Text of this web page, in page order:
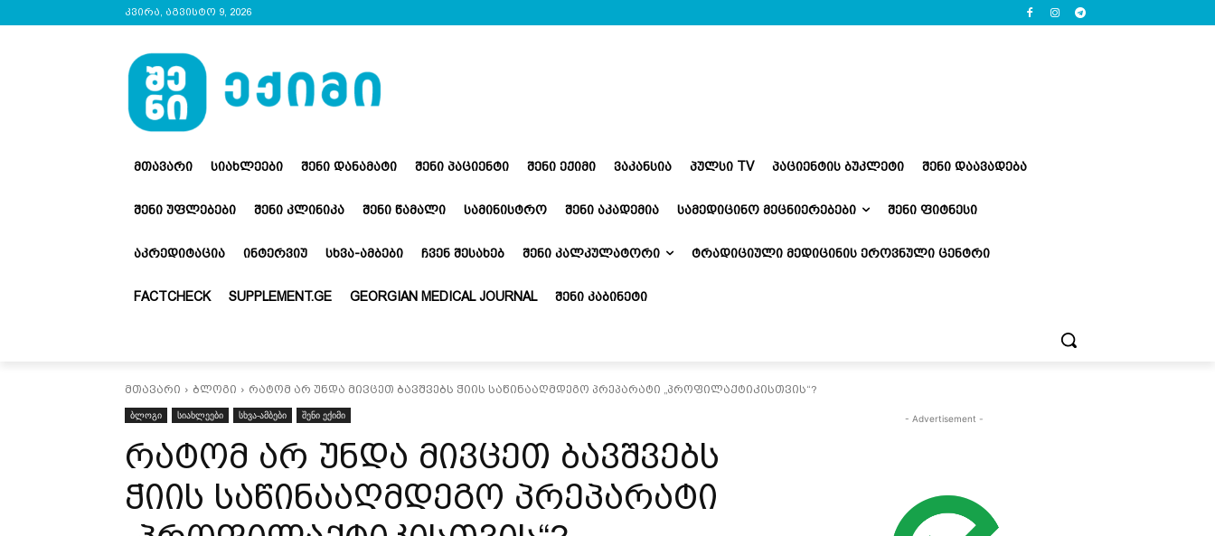
კვირა, აგვისტო 9, 2026
ᲛᲗᲐᲕᲐᲠᲘ ᲡᲘᲐᲮᲚᲔᲔᲑᲘ ᲨᲔᲜᲘ ᲓᲐᲜᲐᲛᲐᲢᲘ ᲨᲔᲜᲘ ᲞᲐᲪᲘᲔᲜᲢᲘ ᲨᲔᲜᲘ ᲔᲥᲘᲛᲘ ᲕᲐᲙᲐᲜᲡᲘᲐ ᲞᲣᲚᲡᲘ TV ᲞᲐᲪᲘᲔᲜᲢᲘᲡ ᲑᲣᲙᲚᲔᲢᲘ ᲨᲔᲜᲘ ᲓᲐᲐᲕᲐᲓᲔᲑᲐ
ᲨᲔᲜᲘ ᲣᲤᲚᲔᲑᲔᲑᲘ ᲨᲔᲜᲘ ᲙᲚᲘᲜᲘᲙᲐ ᲨᲔᲜᲘ ᲬᲐᲛᲐᲚᲘ ᲡᲐᲛᲘᲜᲘᲡᲢᲠᲝ ᲨᲔᲜᲘ ᲐᲙᲐᲓᲔᲛᲘᲐ ᲡᲐᲛᲔᲓᲘᲪᲘᲜᲝ ᲛᲔᲪᲜᲘᲔᲠᲔᲑᲔᲑᲘ ᲨᲔᲜᲘ ᲤᲘᲢᲜᲔᲡᲘ
ᲐᲙᲠᲔᲓᲘᲢᲐᲪᲘᲐ ᲘᲜᲢᲔᲠᲕᲘᲣ ᲡᲮᲕᲐ-ᲐᲛᲑᲔᲑᲘ ᲩᲕᲔᲜ ᲨᲔᲡᲐᲮᲔᲑ ᲨᲔᲜᲘ ᲙᲐᲚᲙᲣᲚᲐᲢᲝᲠᲘ ᲢᲠᲐᲓᲘᲪᲘᲣᲚᲘ ᲛᲔᲓᲘᲪᲘᲜᲘᲡ ᲔᲠᲝᲕᲜᲣᲚᲘ ᲪᲔᲜᲢᲠᲘ
FACTCHECK SUPPLEMENT.GE GEORGIAN MEDICAL JOURNAL ᲨᲔᲜᲘ ᲙᲐᲑᲘᲜᲔᲢᲘ
მთავარი ბლოგი
რატომ არ უნდა მივცეთ ბავშვებს ჭიის საწინააღმდეგო პრეპარატი „პროფილაქტიკისთვის“?
ბლოგი
სიახლეები სხვა-ამბები შენი ექიმი
რატომ არ უნდა მივცეთ ბავშვებს
ჭიის საწინააღმდეგო პრეპარატი
- Advertisement -